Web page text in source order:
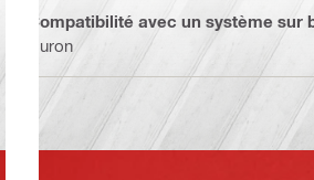
Compatibilité avec un système sur
Nuron